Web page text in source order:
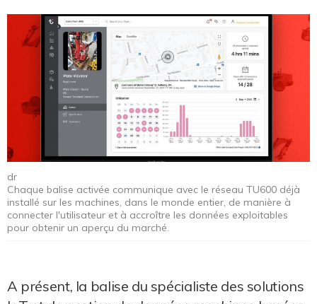
dr
Chaque balise activée communique avec le réseau TU600 déjà
installé sur les machines, dans le monde entier, de manière à
connecter l'utilisateur et à accroître les données exploitables
pour obtenir un aperçu du marché.
A présent, la balise du spécialiste des solutions